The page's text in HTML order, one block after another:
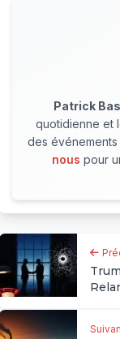
Patrick
quotidienne et
des
nous pour